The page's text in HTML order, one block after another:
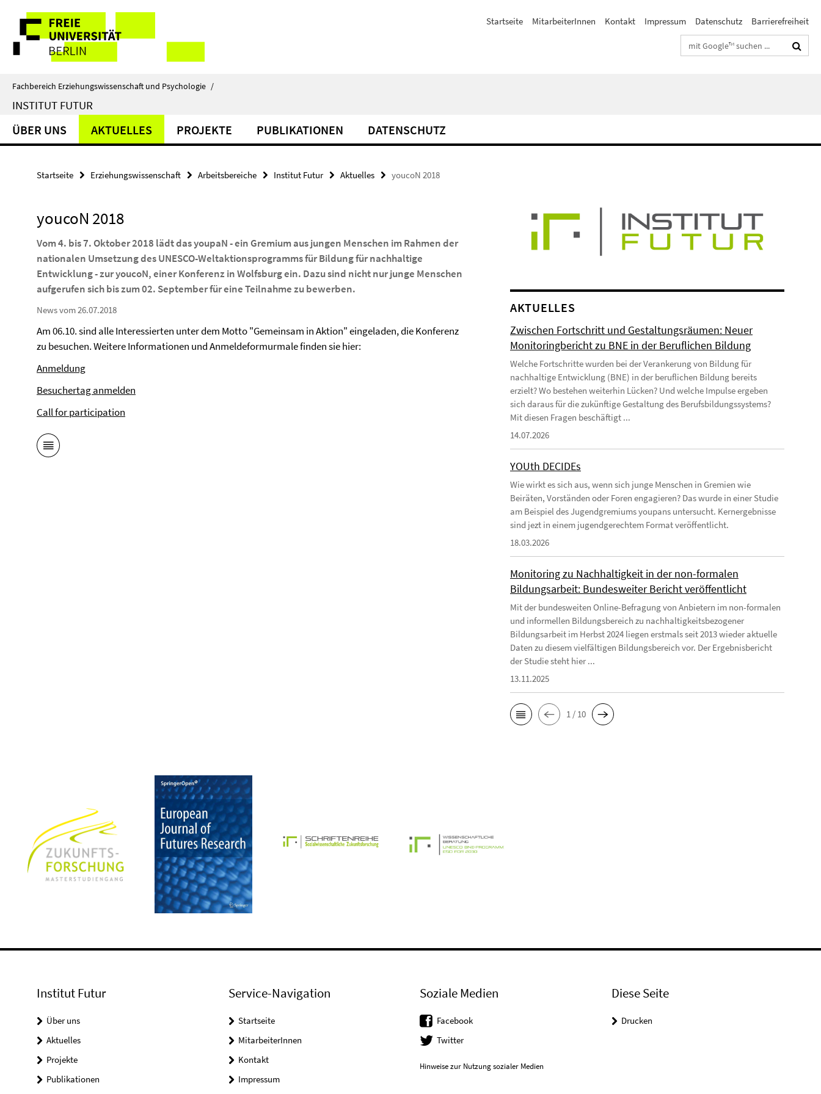
direkt
Inhalt
Service-
Navigation
Startseite MitarbeiterInnen Kontakt Impressum Datenschutz
Barrierefreiheit
Suchbegriffe
Fachbereich Erziehungswissenschaft und Psychologie /
INSTITUT FUTUR
ÜBER UNS AKTUELLES PROJEKTE PUBLIKATIONEN DATENSCHUTZ
Startseite Erziehungswissenschaft Arbeitsbereiche Institut Futur Aktuelles youcoN 2018
youcoN 2018
Vom 4. bis 7. Oktober 2018 lädt das youpaN - ein Gremium aus jungen Menschen im Rahmen der
nationalen Umsetzung des UNESCO-Weltaktionsprogramms für Bildung für nachhaltige
Entwicklung - zur youcoN, einer Konferenz in Wolfsburg ein. Dazu sind nicht nur junge Menschen
aufgerufen sich bis zum 02. September für eine Teilnahme zu bewerben.
News vom 26.07.2018
Am 06.10. sind alle Interessierten unter dem Motto "Gemeinsam in Aktion" eingeladen, die Konferenz
zu besuchen. Weitere Informationen und Anmeldeformurmale finden sie hier:
Anmeldung
Besuchertag anmelden
Call for participation
AKTUELLES
Zwischen Fortschritt und Gestaltungsräumen: Neuer
Monitoringbericht zu BNE in der Beruflichen Bildung
Welche Fortschritte wurden bei der Verankerung von Bildung für
nachhaltige Entwicklung (BNE) in der beruflichen Bildung bereits
erzielt? Wo bestehen weiterhin Lücken? Und welche Impulse ergeben
sich daraus für die zukünftige Gestaltung des Berufsbildungssystems?
Mit diesen Fragen beschäftigt ...
14.07.2026
YOUth DECIDEs
Wie wirkt es sich aus, wenn sich junge Menschen in Gremien wie
Beiräten, Vorständen oder Foren engagieren? Das wurde in einer Studie
am Beispiel des Jugendgremiums youpans untersucht. Kernergebnisse
sind jezt in einem jugendgerechtem Format veröffentlicht.
18.03.2026
Monitoring zu Nachhaltigkeit in der non-formalen
Bildungsarbeit: Bundesweiter Bericht veröffentlicht
Mit der bundesweiten Online-Befragung von Anbietern im non-formalen
und informellen Bildungsbereich zu nachhaltigkeitsbezogener
Bildungsarbeit im Herbst 2024 liegen erstmals seit 2013 wieder aktuelle
Daten zu diesem vielfältigen Bildungsbereich vor. Der Ergebnisbericht
der Studie steht hier ...
13.11.2025
1 / 10
Institut Futur
Über uns
Aktuelles
Projekte
Publikationen
Service-Navigation
Startseite
MitarbeiterInnen
Kontakt
Impressum
Soziale Medien
Facebook
Twitter
Hinweise zur Nutzung sozialer Medien
Diese Seite
Drucken